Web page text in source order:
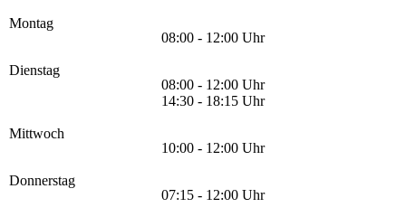
Montag
08:00 - 12:00 Uhr
Dienstag
08:00 - 12:00 Uhr
14:30 - 18:15 Uhr
Mittwoch
10:00 - 12:00 Uhr
Donnerstag
07:15 - 12:00 Uhr